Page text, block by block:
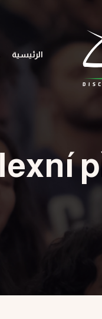
الرئيسية